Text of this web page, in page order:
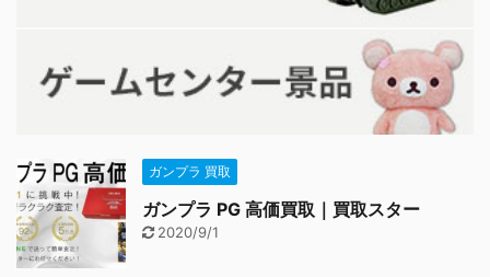
ガンプラ 買取
ガンプラ PG 高価買取｜買取スター
2020/9/1